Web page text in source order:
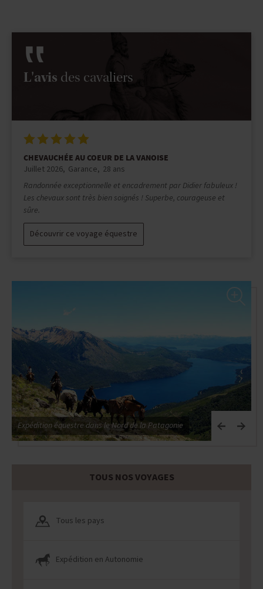
L'avis des cavaliers
SUR LES TRACES DE GENGIS KHAN
Mai 2026 ARIANE 67 ans
Séjour très dépaysant tant par les immensités des paysages
que les conditions de voyage. Petit cheval très brave avec les
pieds très sûrs. Passe vraiment partout sans aucune difficulté.
Découvrir ce voyage équestre
Expédition équestre dans le Nord de la Patagonie
TOUS NOS VOYAGES
Tous les pays
Expédition en Autonomie